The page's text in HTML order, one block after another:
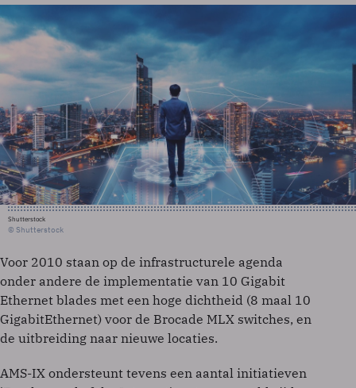
Shutterstock
© Shutterstock
Voor 2010 staan op de infrastructurele agenda
onder andere de implementatie van 10 Gigabit
Ethernet blades met een hoge dichtheid (8 maal 10
GigabitEthernet) voor de Brocade MLX switches, en
de uitbreiding naar nieuwe locaties.
AMS-IX ondersteunt tevens een aantal initiatieven